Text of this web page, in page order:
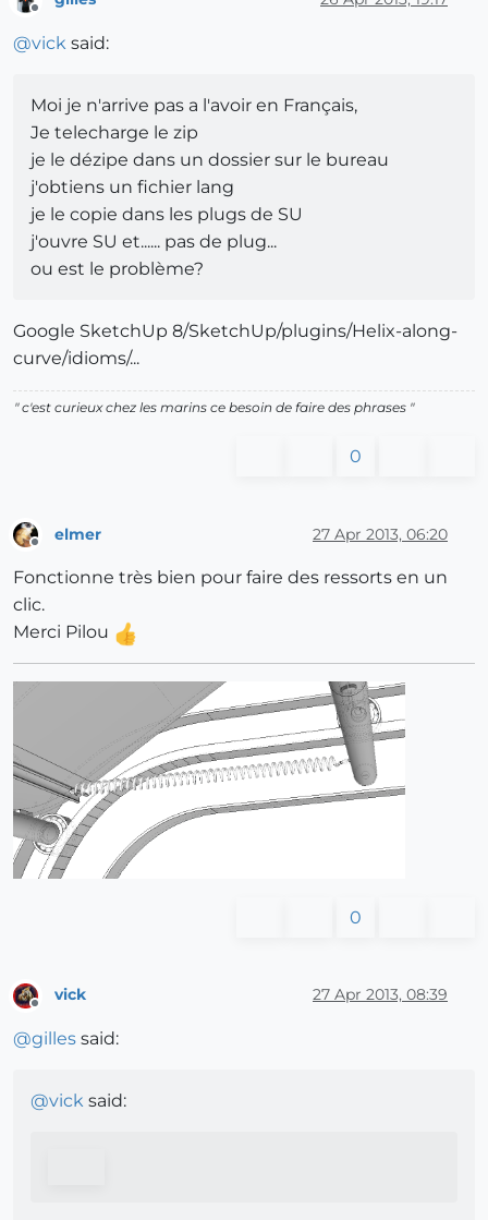
@vick said:
Moi je n'arrive pas a l'avoir en Français,
Je telecharge le zip
je le dézipe dans un dossier sur le bureau
j'obtiens un fichier lang
je le copie dans les plugs de SU
j'ouvre SU et...... pas de plug...
ou est le problème?
Google SketchUp 8/SketchUp/plugins/Helix-along-
curve/idioms/...
" c'est curieux chez les marins ce besoin de faire des phrases "
0
elmer 27 Apr 2013, 06:20
Fonctionne très bien pour faire des ressorts en un
clic.
Merci Pilou
0
vick 27 Apr 2013, 08:39
@gilles said:
@vick said: